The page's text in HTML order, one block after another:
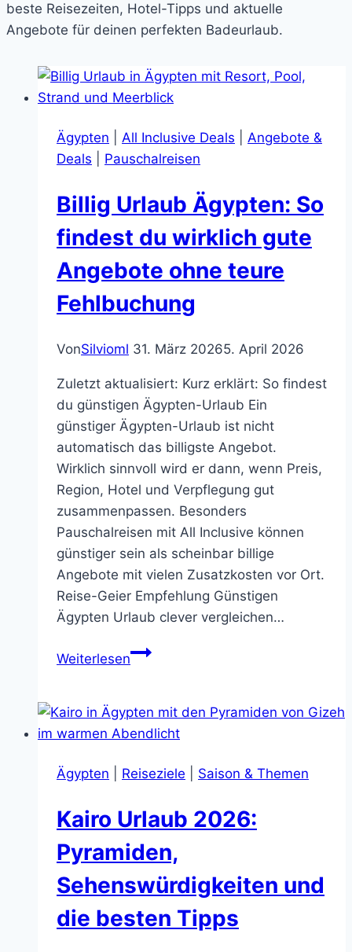
beste Reisezeiten, Hotel-Tipps und aktuelle
Angebote für deinen perfekten Badeurlaub.
Ägypten All Inclusive Deals
Angebote &
Deals
Pauschalreisen
Billig Urlaub Ägypten: So
findest du wirklich gute
Angebote ohne teure
Fehlbuchung
VonSilvioml 31. März 20265. April 2026
Zuletzt aktualisiert: Kurz erklärt: So findest
du günstigen Ägypten-Urlaub Ein
günstiger Ägypten-Urlaub ist nicht
automatisch das billigste Angebot.
Wirklich sinnvoll wird er dann, wenn Preis,
Region, Hotel und Verpflegung gut
zusammenpassen. Besonders
Pauschalreisen mit All Inclusive können
günstiger sein als scheinbar billige
Angebote mit vielen Zusatzkosten vor Ort.
Reise-Geier Empfehlung Günstigen
Ägypten Urlaub clever vergleichen…
WeiterlesenBillig
So
findest
wirklich
Angebote
ohne
teure
Fehlbuchung
Ägypten Reiseziele Saison & Themen
Kairo Urlaub 2026:
Pyramiden,
Sehenswürdigkeiten und
die besten Tipps